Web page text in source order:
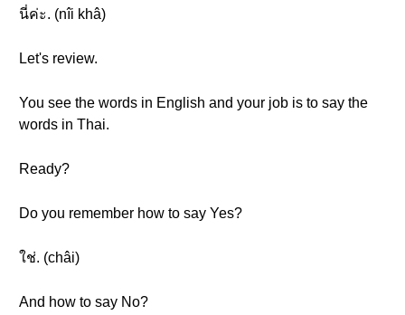
นี่ค่ะ. (nîi khâ)
Let's review.
You see the words in English and your job is to say the
words in Thai.
Ready?
Do you remember how to say Yes?
ใช่. (châi)
And how to say No?